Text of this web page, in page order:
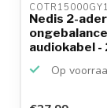
Nedis 2-
audiokabel -
Op